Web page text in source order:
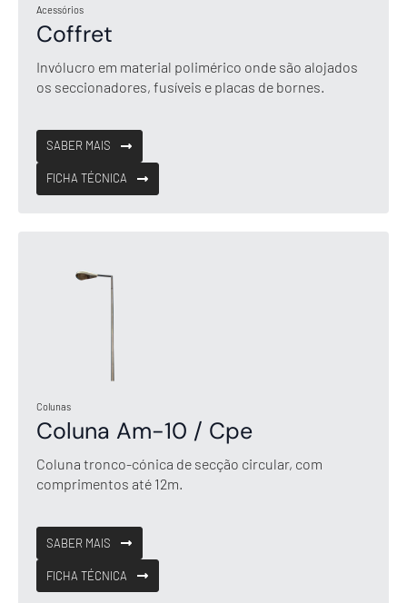
Acessórios
Coffret
Invólucro em material polimérico onde são alojados
os seccionadores, fusíveis e placas de bornes.
SABER MAIS
FICHA TÉCNICA
Colunas
Coluna Am-10 / Cpe
Coluna tronco-cónica de secção circular, com
comprimentos até 12m.
SABER MAIS
FICHA TÉCNICA